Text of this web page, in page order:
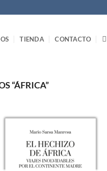
TIENDA CONTACTO
“ÁFRICA”